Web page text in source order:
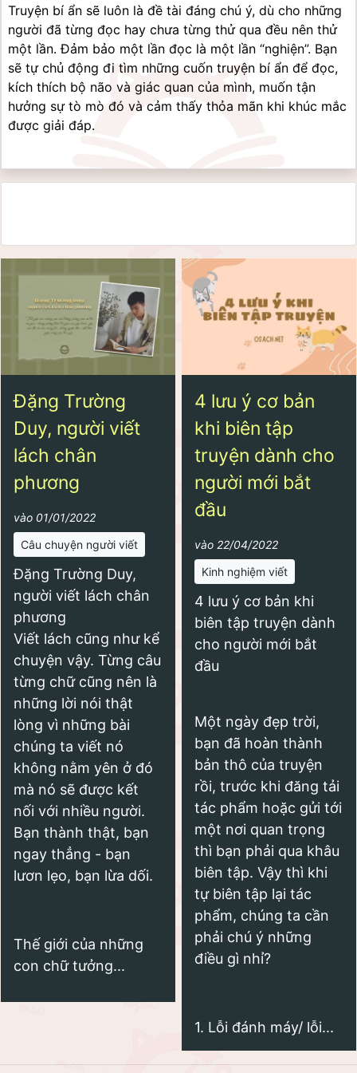
Truyện bí ẩn sẽ luôn là đề tài đáng chú ý, dù cho những
người đã từng đọc hay chưa từng thử qua đều nên thử
một lần. Đảm bảo một lần đọc là một lần “nghiện”. Bạn
sẽ tự chủ động đi tìm những cuốn truyện bí ẩn để đọc,
kích thích bộ não và giác quan của mình, muốn tận
hưởng sự tò mò đó và cảm thấy thỏa mãn khi khúc mắc
được giải đáp.
Đặng Trường
Duy, người viết
lách chân
phương
vào 01/01/2022
Câu chuyện người viết
Đặng Trường Duy,
người viết lách chân
phương
Viết lách cũng như kể
chuyện vậy. Từng câu
từng chữ cũng nên là
những lời nói thật
lòng vì những bài
chúng ta viết nó
không nằm yên ở đó
mà nó sẽ được kết
nối với nhiều người.
Bạn thành thật, bạn
ngay thẳng - bạn
lươn lẹo, bạn lừa dối.
Thế giới của những
con chữ tưởng...
4 lưu ý cơ bản
khi biên tập
truyện dành cho
người mới bắt
đầu
vào 22/04/2022
Kinh nghiệm viết
4 lưu ý cơ bản khi
biên tập truyện dành
cho người mới bắt
đầu
Một ngày đẹp trời,
bạn đã hoàn thành
bản thô của truyện
rồi, trước khi đăng tải
tác phẩm hoặc gửi tới
một nơi quan trọng
thì bạn phải qua khâu
biên tập. Vậy thì khi
tự biên tập lại tác
phẩm, chúng ta cần
phải chú ý những
điều gì nhỉ?
1. Lỗi đánh máy/ lỗi...